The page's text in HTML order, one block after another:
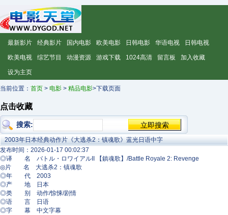
最新影片 经典影片 国内电影 欧美电影 日韩电影 华语电视 日韩电视
欧美电视 综艺节目 动漫资源 游戏下载 1024高清 留言板 加入收藏
设为主页
当前位置： 首页 > 电影 > 精品电影>下载页面
点击收藏
搜索:
2003年日本经典动作片《大逃杀2：镇魂歌》蓝光日语中字
发布时间：2026-01-17 00:02:37
◎译 名 バトル・ロワイアルII 【鎮魂歌】/Battle Royale 2: Revenge
◎片 名 大逃杀2：镇魂歌
◎年 代 2003
◎产 地 日本
◎类 别 动作/惊悚/剧情
◎语 言 日语
◎字 幕 中文字幕